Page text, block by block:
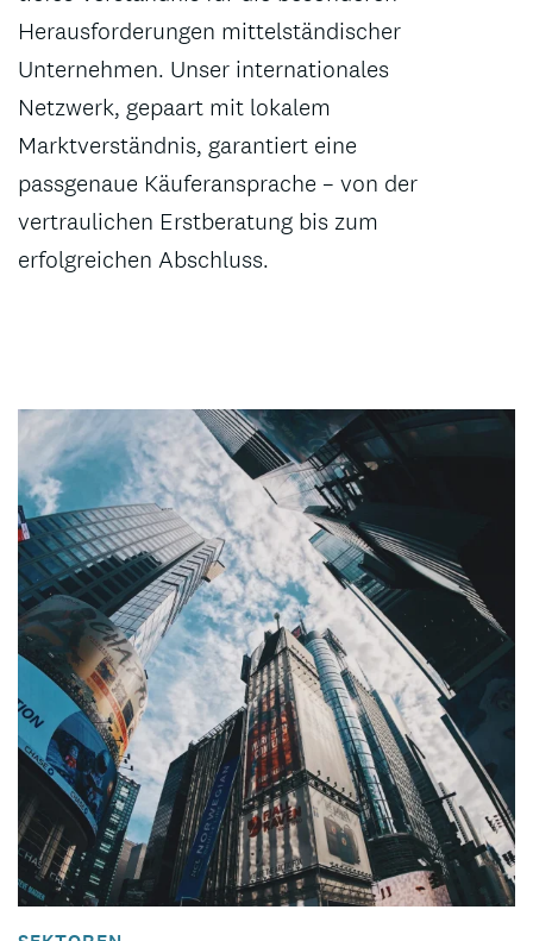
Herausforderungen mittelständischer
Unternehmen. Unser internationales
Netzwerk, gepaart mit lokalem
Marktverständnis, garantiert eine
passgenaue Käuferansprache – von der
vertraulichen Erstberatung bis zum
erfolgreichen Abschluss.